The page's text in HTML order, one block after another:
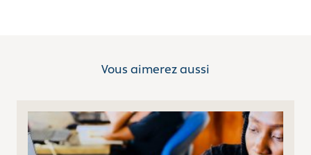
Vous aimerez aussi